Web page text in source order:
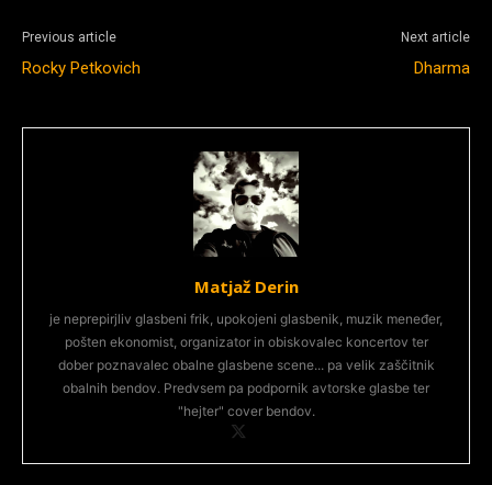
Previous article
Rocky Petkovich
Next article
Dharma
Matjaž Derin
je neprepirjliv glasbeni frik, upokojeni glasbenik, muzik meneđer,
pošten ekonomist, organizator in obiskovalec koncertov ter
dober poznavalec obalne glasbene scene... pa velik zaščitnik
obalnih bendov. Predvsem pa podpornik avtorske glasbe ter
"hejter" cover bendov.